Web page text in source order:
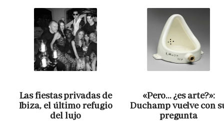
Las fiestas privadas de
Ibiza, el último refugio
del lujo
«Pero… ¿es arte?»:
Duchamp vuelve con
pregunta